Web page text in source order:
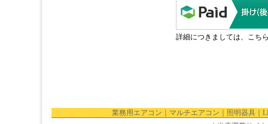
業務用エアコン｜マルチエアコン｜照明器具｜